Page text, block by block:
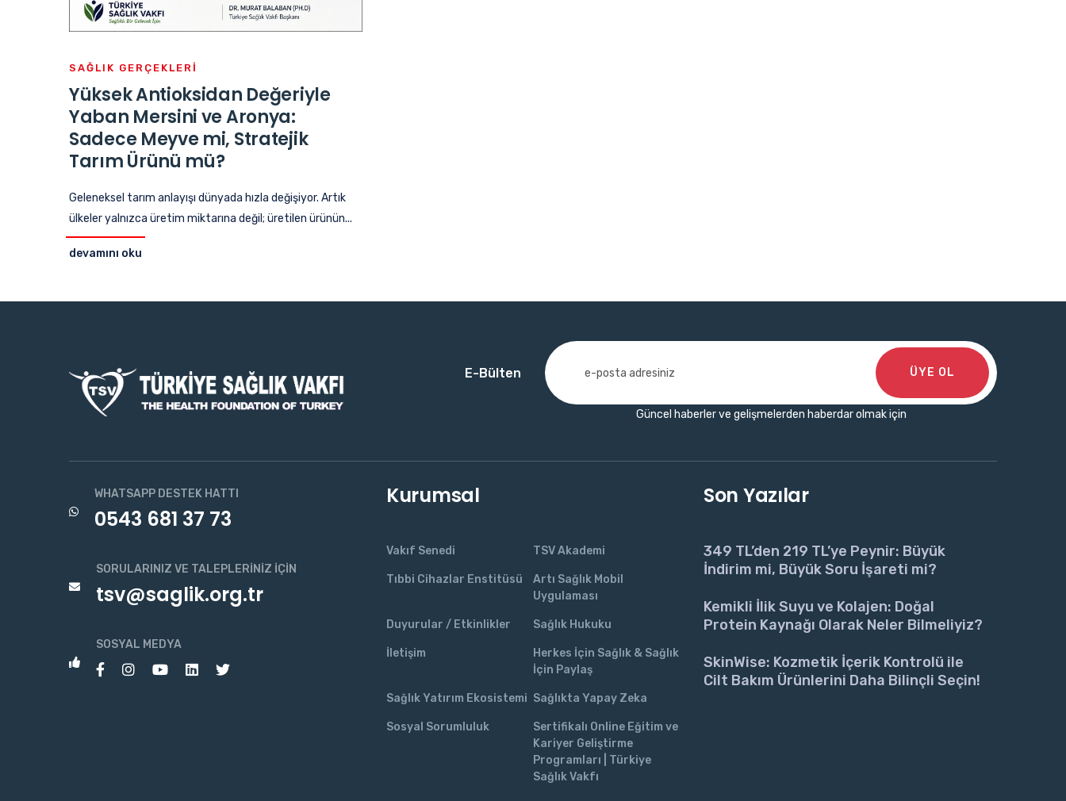
SAĞLIK GERÇEKLERİ
Yüksek Antioksidan Değeriyle
Yaban Mersini ve Aronya:
Sadece Meyve mi, Stratejik
Tarım Ürünü mü?
Geleneksel tarım anlayışı dünyada hızla değişiyor. Artık
ülkeler yalnızca üretim miktarına değil; üretilen ürünün...
devamını oku
E-Bülten
Güncel haberler ve gelişmelerden haberdar olmak için
ÜYE OL
WHATSAPP DESTEK HATTI
0543 681 37 73
SORULARINIZ VE TALEPLERINIZ İÇIN
tsv@saglik.org.tr
SOSYAL MEDYA
Kurumsal
Vakıf Senedi TSV Akademi
Tıbbi Cihazlar Enstitüsü
Artı Sağlık Mobil
Uygulaması
Duyurular / Etkinlikler Sağlık Hukuku
İletişim
Herkes İçin Sağlık & Sağlık
İçin Paylaş
Sağlık Yatırım Ekosistemi Sağlıkta Yapay Zeka
Sosyal Sorumluluk
Sertifikalı Online Eğitim ve
Kariyer Geliştirme
Programları | Türkiye
Sağlık Vakfı
Son Yazılar
349 TL’den 219 TL’ye Peynir: Büyük
İndirim mi, Büyük Soru İşareti mi?
Kemikli İlik Suyu ve Kolajen: Doğal
Protein Kaynağı Olarak Neler Bilmeliyiz?
SkinWise: Kozmetik İçerik Kontrolü ile
Cilt Bakım Ürünlerini Daha Bilinçli Seçin!